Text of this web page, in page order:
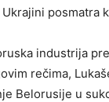
posmatra
industrija
rečima,
Belorusije u